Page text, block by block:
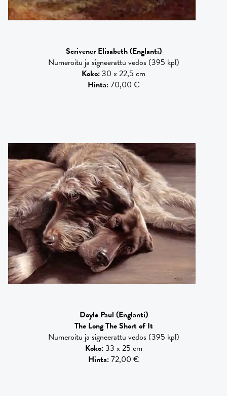
Scrivener Elisabeth(Englanti)
Numeroitu ja signeerattu vedos (395 kpl)
Koko:30 x 22,5 cm
Hinta:70,00 €
Doyle Paul (Englanti)
The Long The Short of It
Numeroitu ja signeerattu vedos (395 kpl)
Koko:33 x 25 cm
Hinta:72,00 €